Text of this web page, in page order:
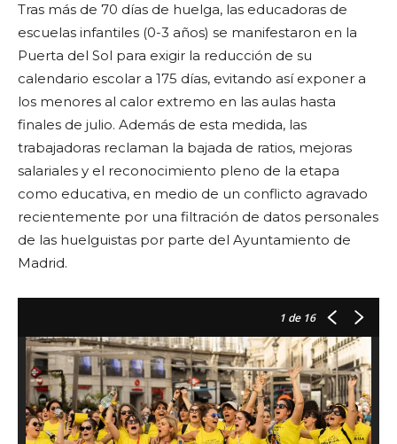
Tras más de 70 días de huelga, las educadoras de
escuelas infantiles (0-3 años) se manifestaron en la
Puerta del Sol para exigir la reducción de su
calendario escolar a 175 días, evitando así exponer a
los menores al calor extremo en las aulas hasta
finales de julio. Además de esta medida, las
trabajadoras reclaman la bajada de ratios, mejoras
salariales y el reconocimiento pleno de la etapa
como educativa, en medio de un conflicto agravado
recientemente por una filtración de datos personales
de las huelguistas por parte del Ayuntamiento de
Madrid.
1 de 16